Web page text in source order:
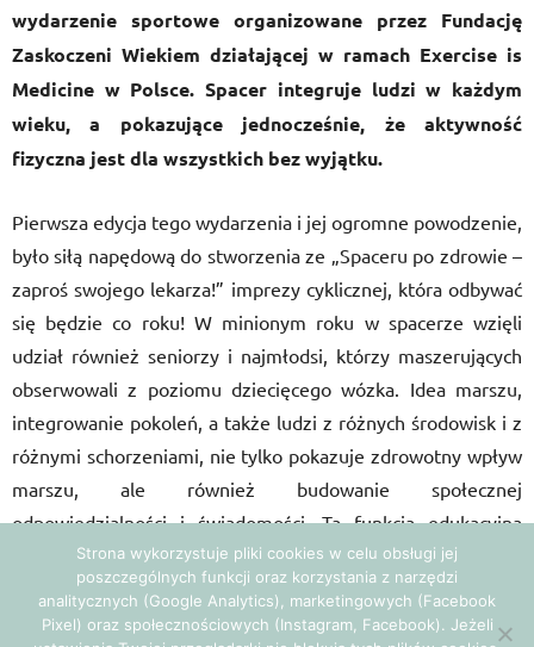
wydarzenie sportowe organizowane przez Fundację
Zaskoczeni Wiekiem działającej w ramach Exercise is
Medicine w Polsce. Spacer integruje ludzi w każdym
wieku, a pokazujące jednocześnie, że aktywność
fizyczna jest dla wszystkich bez wyjątku.
Pierwsza edycja tego wydarzenia i jej ogromne powodzenie,
było siłą napędową do stworzenia ze „Spaceru po zdrowie –
zaproś swojego lekarza!” imprezy cyklicznej, która odbywać
się będzie co roku! W minionym roku w spacerze wzięli
udział również seniorzy i najmłodsi, którzy maszerujących
obserwowali z poziomu dziecięcego wózka. Idea marszu,
integrowanie pokoleń, a także ludzi z różnych środowisk i z
różnymi schorzeniami, nie tylko pokazuje zdrowotny wpływ
marszu, ale również budowanie społecznej
odpowiedzialności i świadomości. Ta funkcja edukacyjna
spaceru to bardzo wartościowy aspekt organizacji
wydarzenia, które promuje zdrowy styl życia i aktywność
fizyczną dedykowaną każdemu, kto tylko ma na to ochotę.
Strona wykorzystuje pliki cookies w celu obsługi jej
poszczególnych funkcji oraz korzystania z narzędzi
analitycznych (Google Analytics), marketingowych (Facebook
Pixel) oraz społecznościowych (Instagram, Facebook). Jeżeli